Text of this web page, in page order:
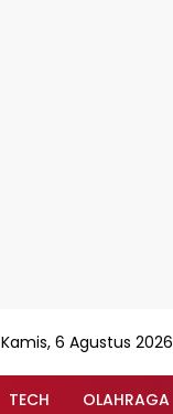
Kamis, 6 Agustus 2026
TECH OLAHRAGA